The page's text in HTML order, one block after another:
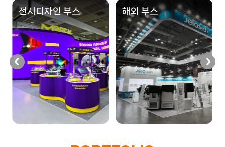
전시디자인 부스 해외 부스